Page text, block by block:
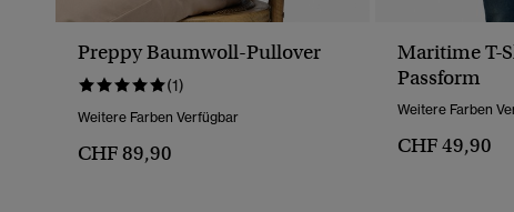
Preppy Baumwoll-Pullover
(1)
Weitere Farben Verfügbar
CHF 89,90
Maritime T-
Passform
Weitere Farben
CHF 49,90